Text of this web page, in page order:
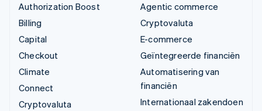
Authorization Boost
Billing
Capital
Checkout
Climate
Connect
Cryptovaluta
Agentic commerce
Cryptovaluta
E-commerce
Geïntegreerde financiën
Automatisering van
financiën
Internationaal zakendoen